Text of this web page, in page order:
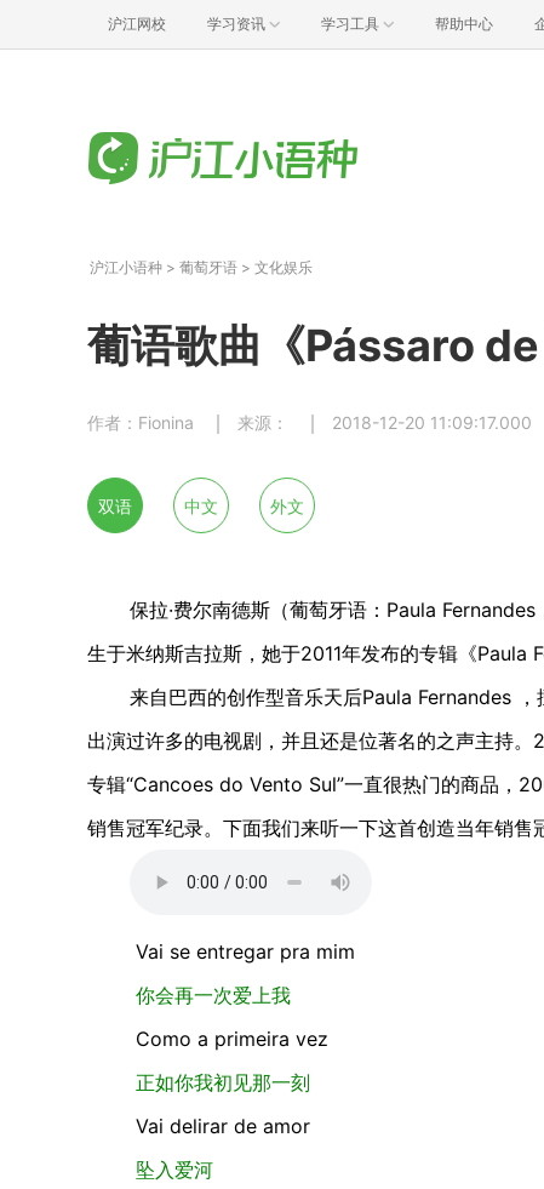
沪江网校 学习资讯 学习工具 帮助中心
沪江小语种 > 葡萄牙语 > 文化娱乐
葡语歌曲《Pássaro
作者：Fionina 来源： 2018-12-20 11:09:17.000
双语 中文 外文
保拉·费尔南德斯（葡萄牙语：Paula Fernandes
生于米纳斯吉拉斯，她于2011年发布的专辑《Paula
来自巴西的创作型音乐天后Paula Fernandes ，
出演过许多的电视剧，并且还是位著名的之声主持
专辑“Cancoes do Vento Sul”一直很热门的商品，
销售冠军纪录。下面我们来听一下这首创造当年销售
Vai se entregar pra mim
你会再一次爱上我
Como a primeira vez
正如你我初见那一刻
Vai delirar de amor
坠入爱河